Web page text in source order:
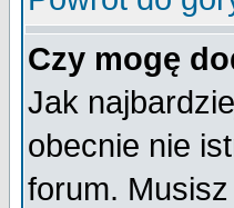
Czy mogę
Jak
obecnie nie
forum.